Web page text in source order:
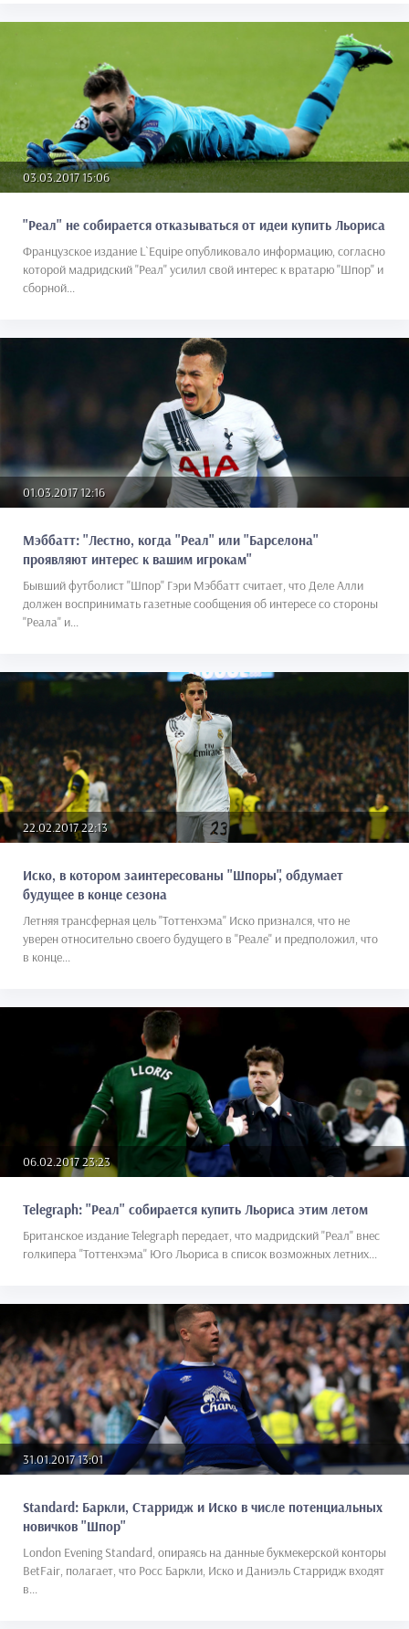
03.03.2017 15:06
"Реал" не собирается отказываться от идеи купить Льориса
Французское издание L`Equipe опубликовало информацию, согласно
которой мадридский "Реал" усилил свой интерес к вратарю "Шпор" и
сборной...
01.03.2017 12:16
Мэббатт: "Лестно, когда "Реал" или "Барселона"
проявляют интерес к вашим игрокам"
Бывший футболист "Шпор" Гэри Мэббатт считает, что Деле Алли
должен воспринимать газетные сообщения об интересе со стороны
"Реала" и...
22.02.2017 22:13
Иско, в котором заинтересованы "Шпоры", обдумает
будущее в конце сезона
Летняя трансферная цель "Тоттенхэма" Иско признался, что не
уверен относительно своего будущего в "Реале" и предположил, что
в конце...
06.02.2017 23:23
Telegraph: "Реал" собирается купить Льориса этим летом
Британское издание Telegraph передает, что мадридский "Реал" внес
голкипера "Тоттенхэма" Юго Льориса в список возможных летних...
31.01.2017 13:01
Standard: Баркли, Старридж и Иско в числе потенциальных
новичков "Шпор"
London Evening Standard, опираясь на данные букмекерской конторы
BetFair, полагает, что Росс Баркли, Иско и Даниэль Старридж входят
в...